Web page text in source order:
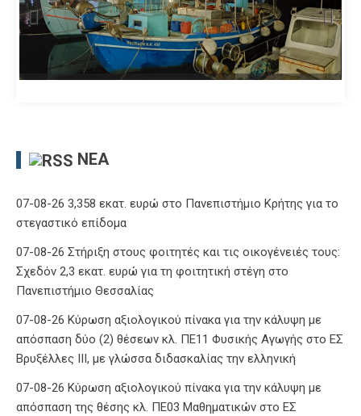
ΝΈΑ
07-08-26 3,358 εκατ. ευρώ στο Πανεπιστήμιο Κρήτης για το
στεγαστικό επίδομα
07-08-26 Στήριξη στους φοιτητές και τις οικογένειές τους:
Σχεδόν 2,3 εκατ. ευρώ για τη φοιτητική στέγη στο
Πανεπιστήμιο Θεσσαλίας
07-08-26 Κύρωση αξιολογικού πίνακα για την κάλυψη με
απόσπαση δύο (2) θέσεων κλ. ΠΕ11 Φυσικής Αγωγής στο ΕΣ
Βρυξέλλες ΙΙΙ, με γλώσσα διδασκαλίας την ελληνική
07-08-26 Κύρωση αξιολογικού πίνακα για την κάλυψη με
απόσπαση της θέσης κλ. ΠΕ03 Μαθηματικών στο ΕΣ